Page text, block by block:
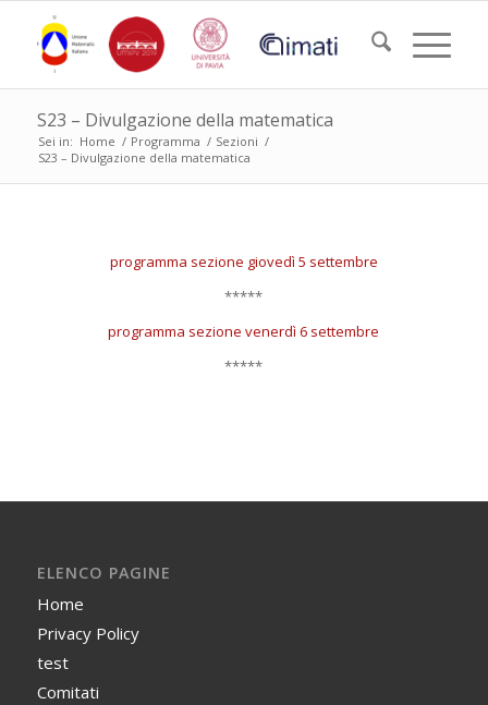
S23 – Divulgazione della matematica
Sei in: Home / Programma / Sezioni /
S23 – Divulgazione della matematica
programma sezione giovedì 5 settembre
*****
programma sezione venerdì 6 settembre
*****
ELENCO PAGINE
Home
Privacy Policy
test
Comitati